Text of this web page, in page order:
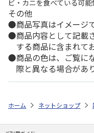
ビ・カニを食べている可能
その他
商品写真はイメージで
商品内容として記載
する商品に含まれて
商品の色は、ご覧に
際と異なる場合があ
ホーム ネットショップ